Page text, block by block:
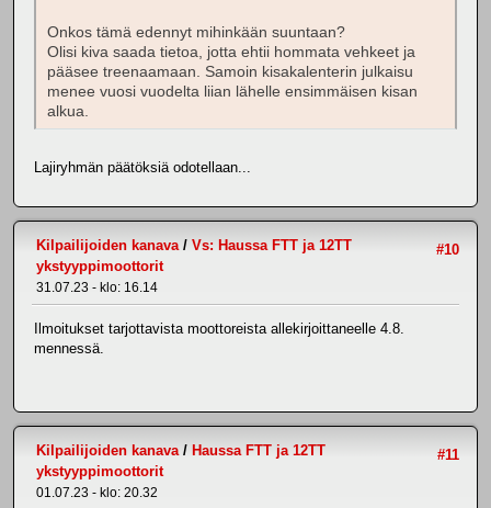
Onkos tämä edennyt mihinkään suuntaan?
Olisi kiva saada tietoa, jotta ehtii hommata vehkeet ja
pääsee treenaamaan. Samoin kisakalenterin julkaisu
menee vuosi vuodelta liian lähelle ensimmäisen kisan
alkua.
Lajiryhmän päätöksiä odotellaan...
#10
Kilpailijoiden kanava/ Vs: Haussa FTT ja 12TT
ykstyyppimoottorit
31.07.23 - klo: 16.14
Ilmoitukset tarjottavista moottoreista allekirjoittaneelle 4.8.
mennessä.
#11
Kilpailijoiden kanava/ Haussa FTT ja 12TT
ykstyyppimoottorit
01.07.23 - klo: 20.32